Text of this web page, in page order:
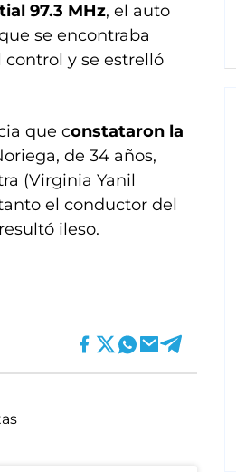
97.3 MHz, el auto
se encontraba
y se estrelló
que constataron la
de 34 años,
(Virginia Yanil
el conductor del
ileso.